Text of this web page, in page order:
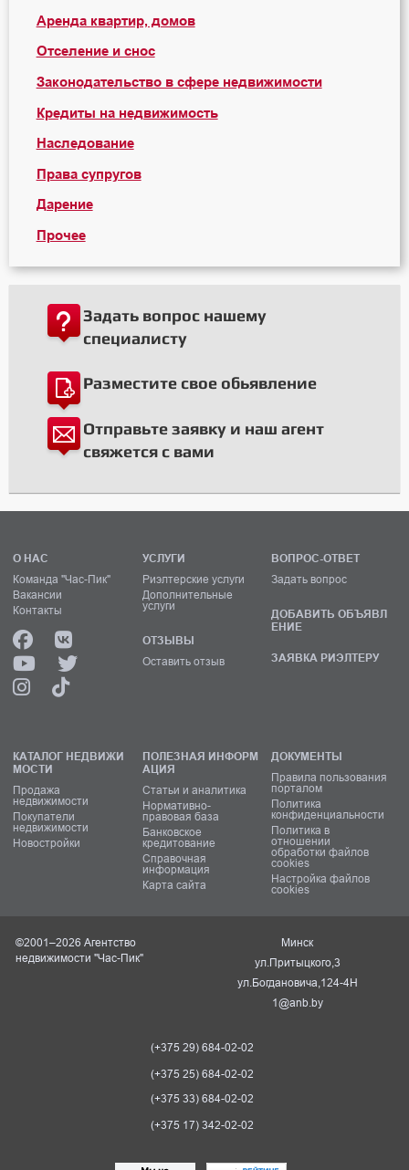
Аренда квартир, домов
Отселение и снос
Законодательство в сфере недвижимости
Кредиты на недвижимость
Наследование
Права супругов
Дарение
Прочее
Задать вопрос нашему
специалисту
Разместите свое обьявление
Отправьте заявку и наш агент
свяжется с вами
О НАС
Команда "Час-Пик"
Вакансии
Контакты
УСЛУГИ
Риэлтерские услуги
Дополнительные
услуги
ОТЗЫВЫ
Оставить отзыв
ВОПРОС-ОТВЕТ
Задать вопрос
ДОБАВИТЬ ОБЪЯВЛ
ЕНИЕ
ЗАЯВКА РИЭЛТЕРУ
КАТАЛОГ НЕДВИЖИ
МОСТИ
Продажа
недвижимости
Покупатели
недвижимости
Новостройки
ПОЛЕЗНАЯ ИНФОРМ
АЦИЯ
Статьи и аналитика
Нормативно-
правовая база
Банковское
кредитование
Справочная
информация
Карта сайта
ДОКУМЕНТЫ
Правила пользования
порталом
Политика
конфиденциальности
Политика в
отношении
обработки файлов
cookies
Настройка файлов
cookies
©2001–2026 Агентство
недвижимости "Час-Пик"
Минск
ул.Притыцкого,3
ул.Богдановича,124-4Н
1@anb.by
(+375 29) 684-02-02
(+375 25) 684-02-02
(+375 33) 684-02-02
(+375 17) 342-02-02